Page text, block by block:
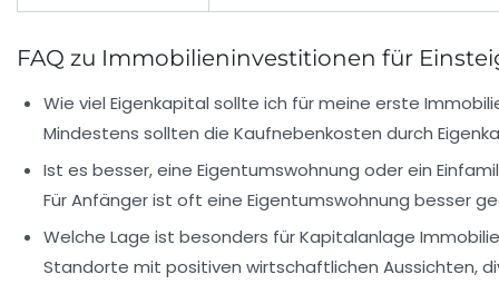
FAQ zu Immobilieninvestitionen für
Wie viel Eigenkapital sollte ich für meine erste
Mindestens sollten die Kaufnebenkosten durch
Ist es besser, eine Eigentumswohnung oder ein
Für Anfänger ist oft eine Eigentumswohnung besser
Welche Lage ist besonders für Kapitalanlage
Standorte mit positiven wirtschaftlichen Aussichten,